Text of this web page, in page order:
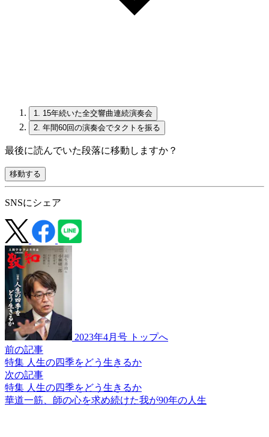
1.
15年続いた全交響曲連続演奏会
2. 年間60回の演奏会でタクトを振る
最後に読んでいた段落に移動しますか？
移動する
SNSにシェア
2023年4月号 トップへ
前の記事
特集 人生の四季をどう生きるか
次の記事
特集 人生の四季をどう生きるか
華道一筋、 師の心を求め続けた我が90年の人生